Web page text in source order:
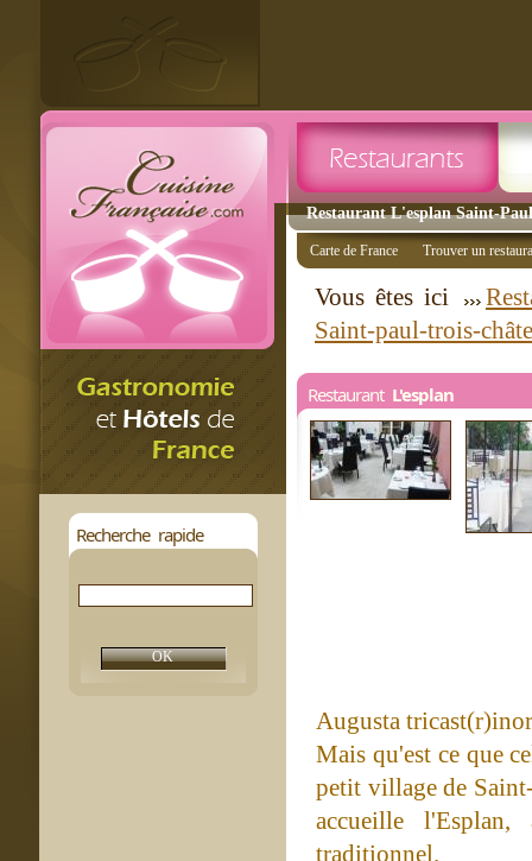
Restaurant L'esplan Saint-
Recherche rapide
Carte de France Trouver un
Vous êtes ici
Saint-paul-trois-
Restaurant L'esplan
Augusta
Mais qu'est ce que
petit village de
accueille
traditionnel.